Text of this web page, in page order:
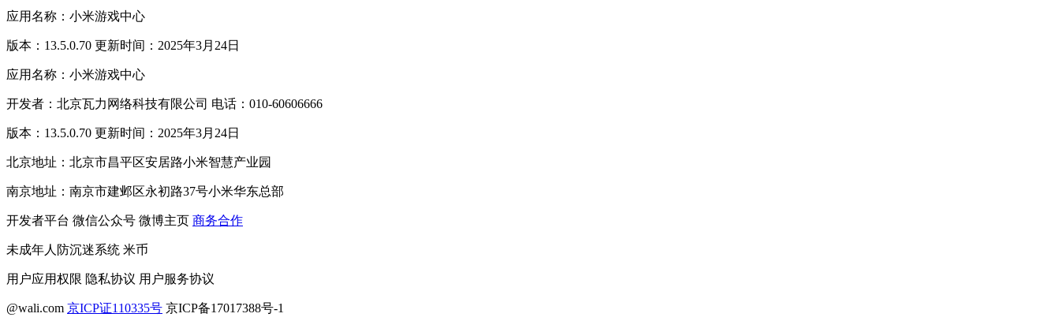
应用名称：小米游戏中心
版本：13.5.0.70 更新时间：2025年3月24日
应用名称：小米游戏中心
开发者：北京瓦力网络科技有限公司 电话：010-60606666
版本：13.5.0.70 更新时间：2025年3月24日
北京地址：北京市昌平区安居路小米智慧产业园
南京地址：南京市建邺区永初路37号小米华东总部
开发者平台 微信公众号 微博主页 商务合作
未成年人防沉迷系统 米币
用户应用权限 隐私协议 用户服务协议
@wali.com 京ICP证110335号 京ICP备17017388号-1